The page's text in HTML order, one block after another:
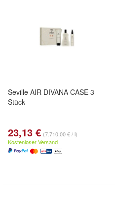
Seville AIR DIVANA CASE 3
Stück
23,13 € (7.710,00 € / l)
Kostenloser Versand